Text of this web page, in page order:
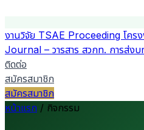
งานวิจัย TSAE Proceeding โคร
Journal – วารสาร สวกท. การส่ง
ติดต่อ
สมัครสมาชิก
สมัครสมาชิก
หน้าแรก / กิจกรรม